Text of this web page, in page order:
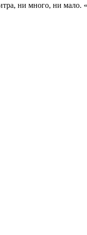
ни много, ни мало.